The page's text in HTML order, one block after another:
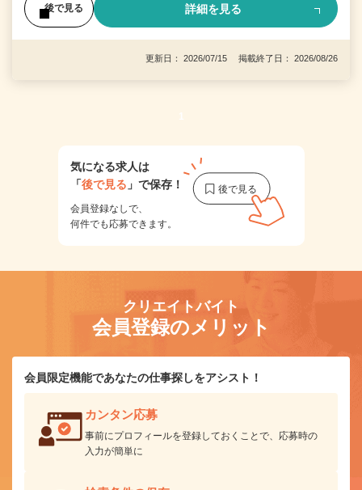
後で見る 詳細を見る
更新日： 2026/07/15 掲載終了日： 2026/08/26
1
気になる求人は
「後で見る 」で保存！
会員登録なしで、
何件でも応募できます。
クリエイトバイト
会員登録のメリット
会員限定機能であなたの仕事探しをアシスト！
カンタン応募
事前にプロフィールを登録しておくことで、応募時の
入力が簡単に